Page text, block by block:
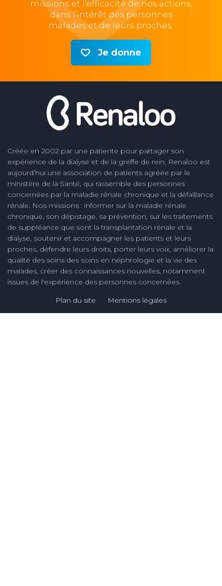
missions et l'efficacité de nos actions,
dans l’intérêt des personnes
malades et de leurs proches.
Je donne
Créée en 2002 par une patiente pour partager son
expérience de la dialyse et de la greffe de rein, Renaloo est
aujourd’hui une association de patients agréée par le
ministère de la Santé, qui rassemble des personnes
concernées par la maladie rénale chronique et la défaillance
rénale. Nos missions : informer sur la maladie rénale
chronique, son dépistage, sa prévention, sur les traitements
de suppléance que sont la transplantation rénale et la
dialyse, soutenir et accompagner les patients et leurs
proches, défendre leurs droits, porter leurs voix, améliorer la
qualité des soins des soins en néphrologie et la vie des
malades, créer des connaissances nouvelles, notamment
issues de l'expérience des personnes concernées.
Plan du site Mentions légales